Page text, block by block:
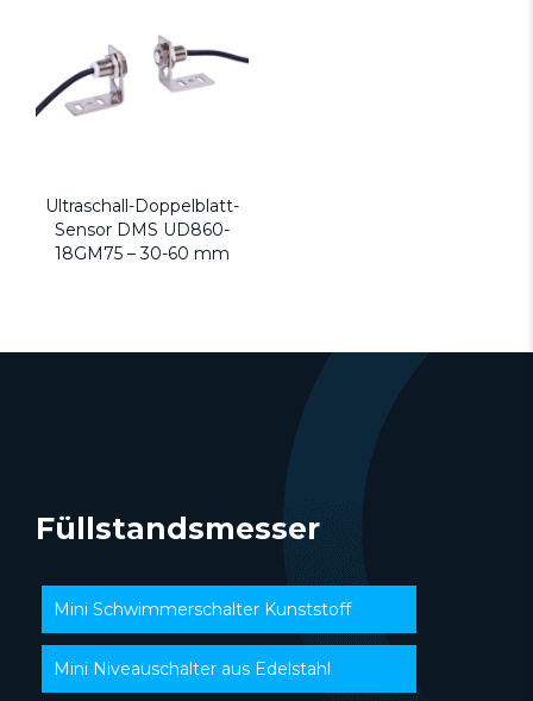
Ultraschall-Doppelblatt-
Sensor DMS UD860-
18GM75 – 30-60 mm
Füllstandsmesser
Mini Schwimmerschalter Kunststoff
Mini Niveauschalter aus Edelstahl